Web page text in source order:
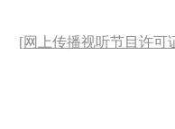
[网上传播视听节目许可